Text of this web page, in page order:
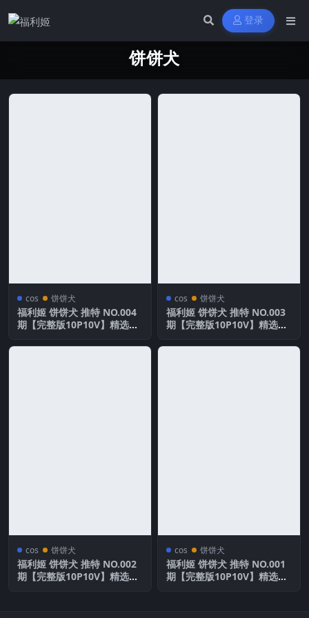
登录
饼饼犬
cos 饼饼犬
福利姬 饼饼犬 推特 NO.004
期【完整版10P10V】精选合
cos 饼饼犬
福利姬 饼饼犬 推特 NO.003
期【完整版10P10V】精选合
cos 饼饼犬
福利姬 饼饼犬 推特 NO.002
期【完整版10P10V】精选合
cos 饼饼犬
福利姬 饼饼犬 推特 NO.001
期【完整版10P10V】精选合